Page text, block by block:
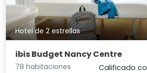
Hotel de 2 estrellas
ibis Budget Nancy Centre
78 habitaciones
Calificado